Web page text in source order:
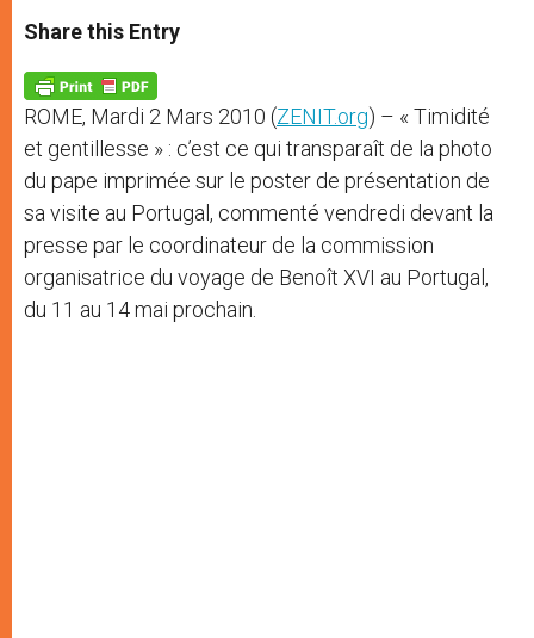
t
s
p
p
s
e
g
e
r
e
b
o
k
Share this Entry
ROME, Mardi 2 Mars 2010 (ZENIT.org) – « Timidité
et gentillesse » : c’est ce qui transparaît de la photo
du pape imprimée sur le poster de présentation de
sa visite au Portugal, commenté vendredi devant la
presse par le coordinateur de la commission
organisatrice du voyage de Benoît XVI au Portugal,
du 11 au 14 mai prochain.